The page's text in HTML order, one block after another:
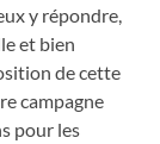
y répondre,
et bien
de cette
campagne
pour les